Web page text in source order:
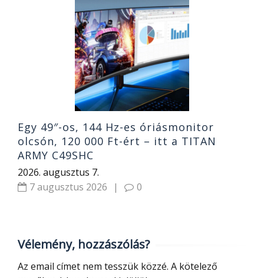
Egy 49″-os, 144 Hz-es óriásmonitor
olcsón, 120 000 Ft-ért – itt a TITAN
ARMY C49SHC
2026. augusztus 7.
7 augusztus 2026
| 0
Vélemény, hozzászólás?
Az email címet nem tesszük közzé. A kötelező